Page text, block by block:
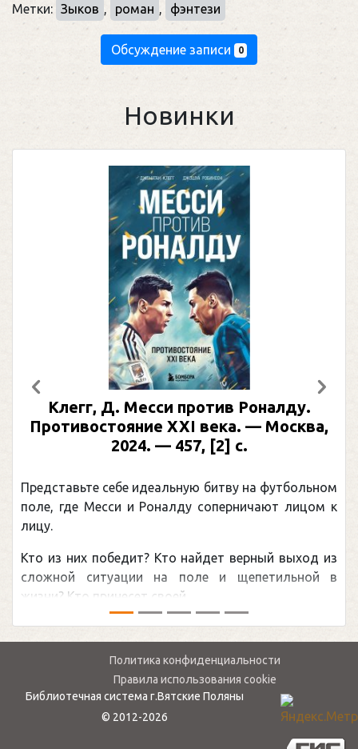
Метки: Зыков , роман , фэнтези
Обсуждение записи 0
Новинки
Клегг, Д. Месси против Роналду.
Противостояние XXI века. — Москва,
2024. — 457, [2] с.
Представьте себе идеальную битву на футбольном
поле, где Месси и Роналду соперничают лицом к
лицу.
Кто из них победит? Кто найдет верный выход из
сложной ситуации на поле и щепетильной в
жизни? Кто принесет своей ...
Предыдущий
Политика конфиденциальности
Правила использования cookie
Библиотечная система г.Вятские Поляны
© 2012-2026